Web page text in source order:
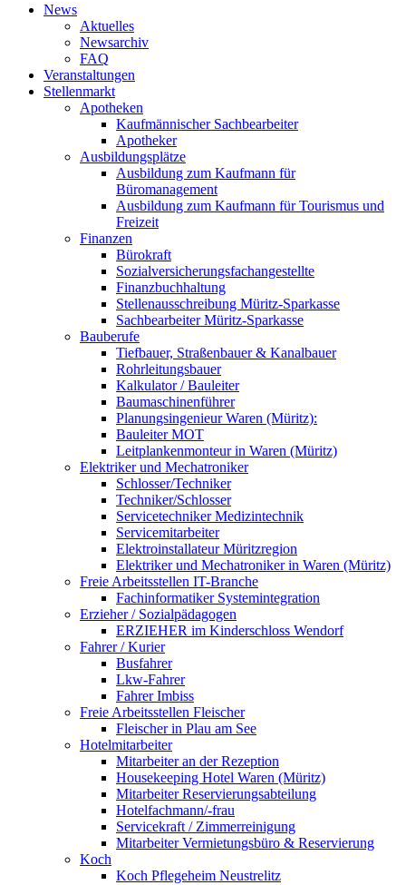
News
Aktuelles
Newsarchiv
FAQ
Veranstaltungen
Stellenmarkt
Apotheken
Kaufmännischer Sachbearbeiter
Apotheker
Ausbildungsplätze
Ausbildung zum Kaufmann für
Büromanagement
Ausbildung zum Kaufmann für Tourismus und
Freizeit
Finanzen
Bürokraft
Sozialversicherungsfachangestellte
Finanzbuchhaltung
Stellenausschreibung Müritz-Sparkasse
Sachbearbeiter Müritz-Sparkasse
Bauberufe
Tiefbauer, Straßenbauer & Kanalbauer
Rohrleitungsbauer
Kalkulator / Bauleiter
Baumaschinenführer
Planungsingenieur Waren (Müritz):
Bauleiter MOT
Leitplankenmonteur in Waren (Müritz)
Elektriker und Mechatroniker
Schlosser/Techniker
Techniker/Schlosser
Servicetechniker Medizintechnik
Servicemitarbeiter
Elektroinstallateur Müritzregion
Elektriker und Mechatroniker in Waren (Müritz)
Freie Arbeitsstellen IT-Branche
Fachinformatiker Systemintegration
Erzieher / Sozialpädagogen
ERZIEHER im Kinderschloss Wendorf
Fahrer / Kurier
Busfahrer
Lkw-Fahrer
Fahrer Imbiss
Freie Arbeitsstellen Fleischer
Fleischer in Plau am See
Hotelmitarbeiter
Mitarbeiter an der Rezeption
Housekeeping Hotel Waren (Müritz)
Mitarbeiter Reservierungsabteilung
Hotelfachmann/-frau
Servicekraft / Zimmerreinigung
Mitarbeiter Vermietungsbüro & Reservierung
Koch
Koch Pflegeheim Neustrelitz